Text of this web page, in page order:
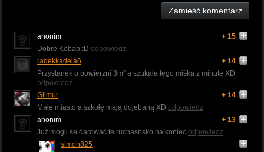
Zamieść komentarz
anonim
+ 15
Dobre Kebab :D odpowiedz
radekkadela6
+ 14
Przystanek o powierzni 3m² a szukała tego miśka z minute XD
odpowiedz
Glimur
+ 14
Małe miasto a szkołę mają dojebaną XD odpowiedz
anonim
+ 13
Już mogli se darować te ruchasńsko na koniec odpowiedz
simon825